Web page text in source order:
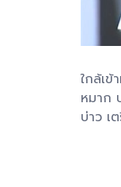
ใกล้เ
หมาก
บ่าว เ